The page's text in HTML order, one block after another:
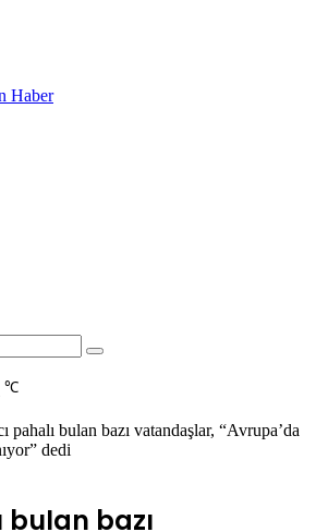
Arama
℃
pahalı bulan bazı vatandaşlar, “Avrupa’da
dedi
bulan bazı